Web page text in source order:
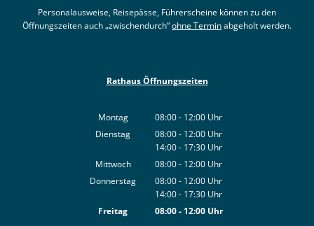
Personalausweise, Reisepässe, Führerscheine können zu den
Öffnungszeiten auch „zwischendurch“ohne Terminabgeholt werden.
Rathaus Öffnungszeiten
Montag 08:00- 12:00 Uhr
Von 08:00 bis 12:00 Uhr
Dienstag 08:00- 12:00 Uhr
Von 08:00 bis 12:00 Uhr
14:00- 17:30 Uhr
Von 14:00 bis 17:30 Uhr
Mittwoch 08:00- 12:00 Uhr
Von 08:00 bis 12:00 Uhr
Donnerstag 08:00- 12:00 Uhr
Von 08:00 bis 12:00 Uhr
14:00- 17:30 Uhr
Von 14:00 bis 17:30 Uhr
Freitag 08:00- 12:00Uhr